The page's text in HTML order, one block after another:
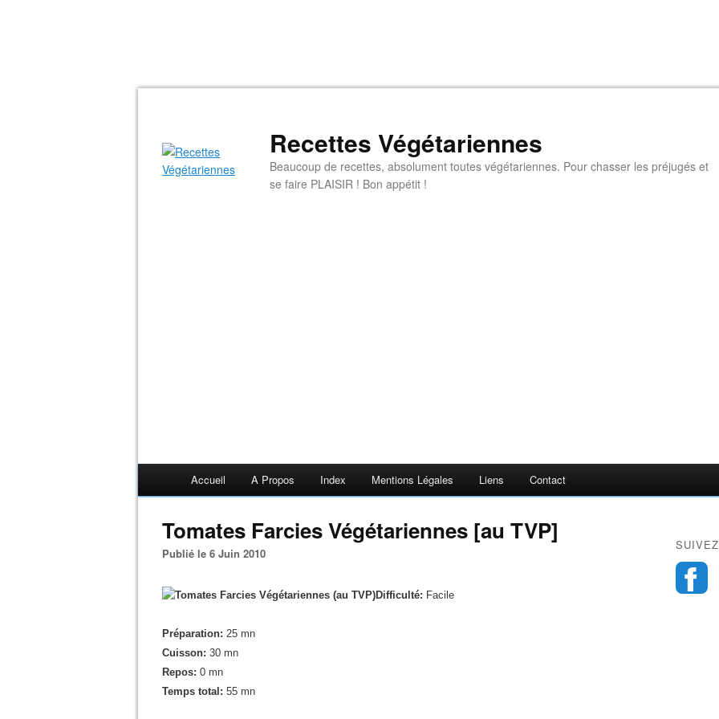
Recettes Végétariennes
Beaucoup de recettes, absolument toutes végétariennes. Pour chasser les préjugés et
se faire PLAISIR ! Bon appétit !
Accueil A Propos Index Mentions Légales Liens Contact
Tomates Farcies Végétariennes [au TVP]
Publié le 6 Juin 2010
Difficulté: Facile
Préparation: 25 mn
Cuisson: 30 mn
Repos: 0 mn
Temps total: 55 mn